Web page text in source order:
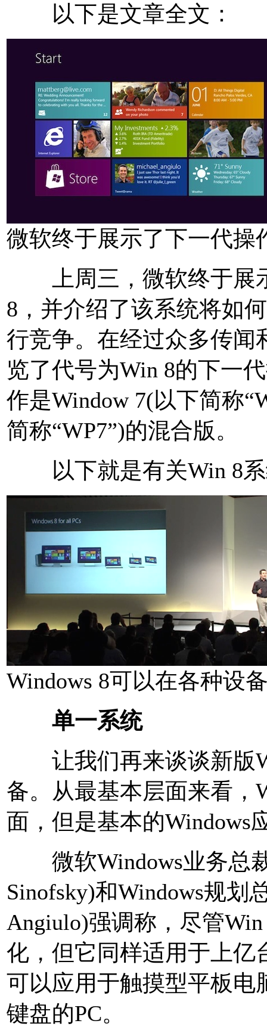
以下是文章全文：
微软终于展示了下一代操
上周三，微软终于展
8，并介绍了该系统将如
行竞争。在经过众多传闻
览了代号为Win 8的下一
作是Window 7(以下简称
简称“WP7”)的混合版。
以下就是有关Win 8系
Windows 8可以在各种设
单一系统
让我们再来谈谈新版
备。从最基本层面来看，
面，但是基本的Windows
微软Windows业务总裁
Sinofsky)和Windows规划
Angiulo)强调称，尽管
化，但它同样适用于上亿
可以应用于触摸型平板电
键盘的PC。